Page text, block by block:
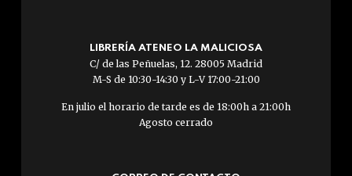
LIBRERÍA ATENEO LA MALICIOSA
C/ de las Peñuelas, 12. 28005 Madrid
M-S de 10:30-14:30 y L-V 17:00-21:00
En julio el horario de tarde es de 18:00h a 21:00h
Agosto cerrado